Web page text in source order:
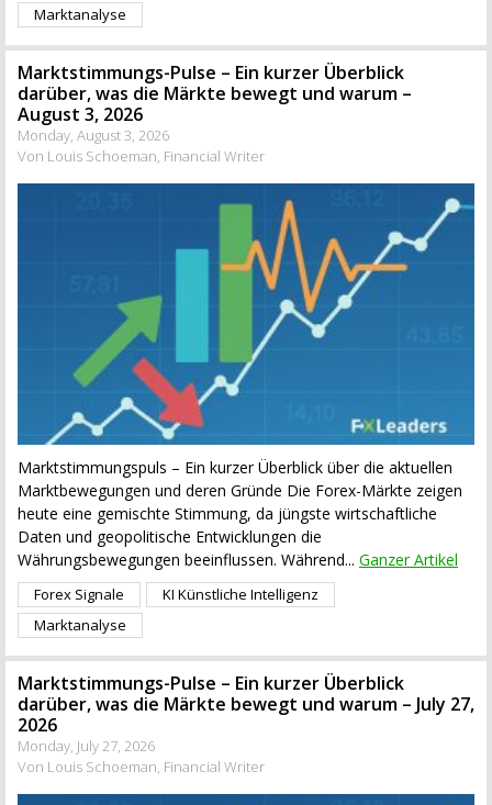
Marktanalyse
Marktstimmungs-Pulse – Ein kurzer Überblick
darüber, was die Märkte bewegt und warum –
August 3, 2026
Monday, August 3, 2026
Von Louis Schoeman, Financial Writer
Marktstimmungspuls – Ein kurzer Überblick über die aktuellen
Marktbewegungen und deren Gründe Die Forex-Märkte zeigen
heute eine gemischte Stimmung, da jüngste wirtschaftliche
Daten und geopolitische Entwicklungen die
Währungsbewegungen beeinflussen. Während... Ganzer Artikel
Forex Signale
KI Künstliche Intelligenz
Marktanalyse
Marktstimmungs-Pulse – Ein kurzer Überblick
darüber, was die Märkte bewegt und warum – July 27,
2026
Monday, July 27, 2026
Von Louis Schoeman, Financial Writer